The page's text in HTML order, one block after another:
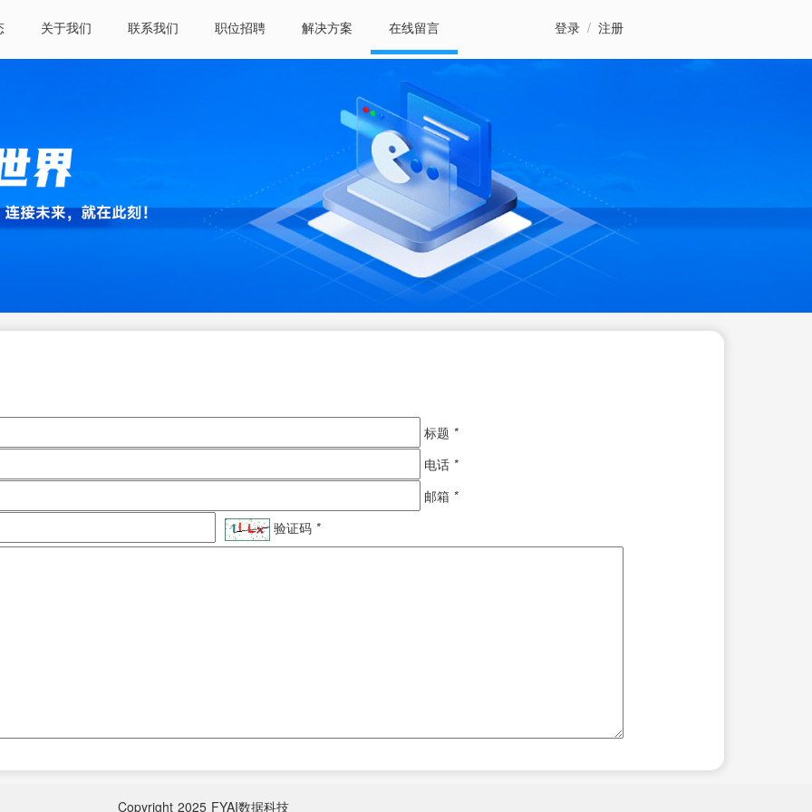
关于我们 联系我们 职位招聘 解决方案 在线留言 登录 / 注册
标题 *
电话 *
邮箱 *
验证码 *
Copyright 2025 FYAI数据科技